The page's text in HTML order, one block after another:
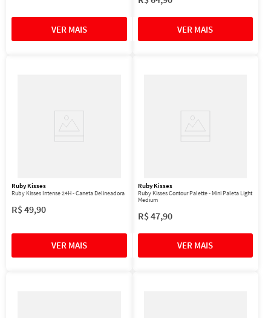
Ruby Kisses
Ruby Kisses Intense 24H - Caneta Delineadora
R$49,90
Ruby Kisses
Ruby Kisses Contour Palette - Mini Paleta Light
Medium
R$47,90